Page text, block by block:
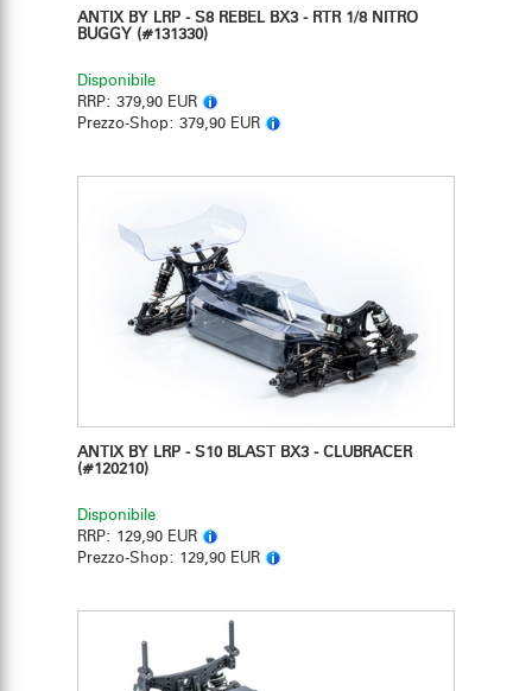
ANTIX BY LRP - S8 REBEL BX3 - RTR 1/8 NITRO
BUGGY (#131330)
Disponibile
RRP: 379,90 EUR
Prezzo-Shop: 379,90 EUR
ANTIX BY LRP - S10 BLAST BX3 - CLUBRACER
(#120210)
Disponibile
RRP: 129,90 EUR
Prezzo-Shop: 129,90 EUR